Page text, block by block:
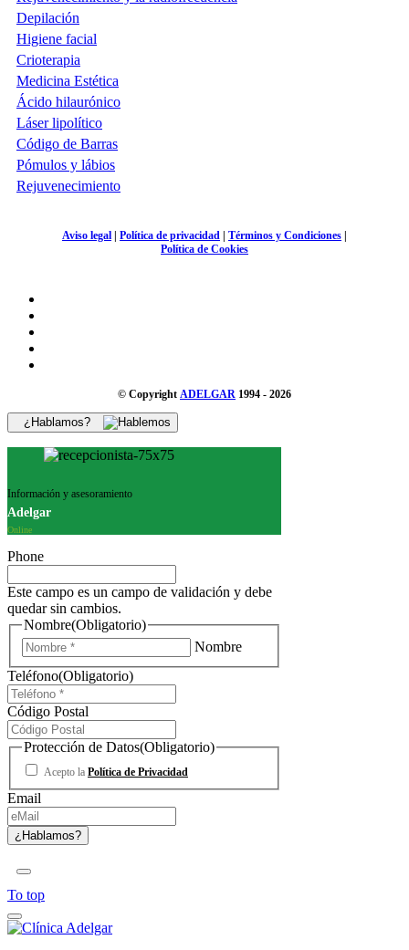
Depilación
Higiene facial
Crioterapia
Medicina Estética
Ácido hilaurónico
Láser lipolítico
Código de Barras
Pómulos y lábios
Rejuvenecimiento
Aviso legal | Política de privacidad | Términos y Condiciones |
Política de Cookies
© Copyright ADELGAR 1994 - 2026
¿Hablamos?
Información y asesoramiento
Adelgar
Online
Phone
Este campo es un campo de validación y debe
quedar sin cambios.
Nombre(Obligatorio)
Nombre
Teléfono(Obligatorio)
Código Postal
Protección de Datos(Obligatorio)
Acepto la Política de Privacidad
Email
To top